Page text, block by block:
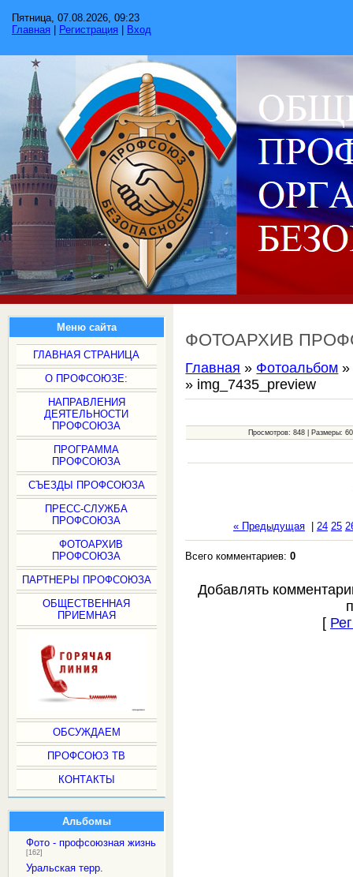
Пятница, 07.08.2026, 09:23
Главная
Регистрация Вход
Меню сайта
ГЛАВНАЯ СТРАНИЦА
О ПРОФСОЮЗЕ:
НАПРАВЛЕНИЯ
ДЕЯТЕЛЬНОСТИ
ПРОФСОЮЗА
ПРОГРАММА
ПРОФСОЮЗА
СЪЕЗДЫ ПРОФСОЮЗА
ПРЕСС-СЛУЖБА
ПРОФСОЮЗА
ФОТОАРХИВ
ПРОФСОЮЗА
ПАРТНЕРЫ ПРОФСОЮЗА
ОБЩЕСТВЕННАЯ
ПРИЕМНАЯ
ОБСУЖДАЕМ
ПРОФСОЮЗ ТВ
КОНТАКТЫ
Альбомы
Фото - профсоюзная жизнь
[162]
Уральская терр.
ФОТОАРХИВ
Главная » Фотоальбом
» img_7435_preview
Просмотров: 848 | Размеры:
« Предыдущая| 24 25
Всего комментариев:0
Добавлять
[